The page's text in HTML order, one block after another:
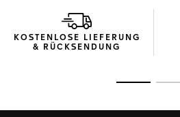
KOSTENLOSE LIEFERUNG
& RÜCKSENDUNG